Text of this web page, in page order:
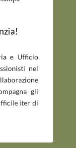
e Ufficio
nel
gli
iter di